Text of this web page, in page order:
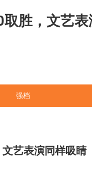
胜，文艺
强档
艺表演同样吸睛